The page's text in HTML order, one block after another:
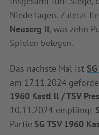
Niederlagen. Zuletzt
Neusorg II, was zehn
Spielen belegen.
Das nächste Mal ist
am 17.11.2024
1960 Kastl ll / TSV
10.11.2024 empfängt
Partie SG TSV 1960